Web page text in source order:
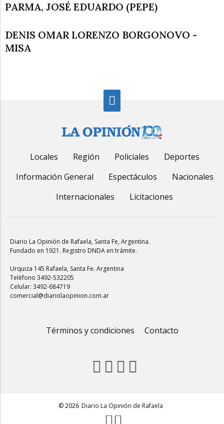
PARMA, JOSÉ EDUARDO (PEPE)
DENIS OMAR LORENZO BORGONOVO -
MISA
Locales Región Policiales
Deportes
Información General
Espectáculos
Nacionales
Internacionales
Licitaciones
Diario La Opinión de Rafaela, Santa Fe, Argentina.
Fundado en 1921. Registro DNDA en trámite.
Urquiza 145 Rafaela, Santa Fe. Argentina
Teléfono 3492-532205
Celular: 3492-684719
comercial@diariolaopinion.com.ar
Términos y condiciones Contacto
© 2026 Diario La Opinión de Rafaela